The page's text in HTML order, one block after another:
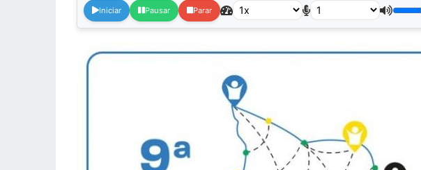
Iniciar Pausar Parar